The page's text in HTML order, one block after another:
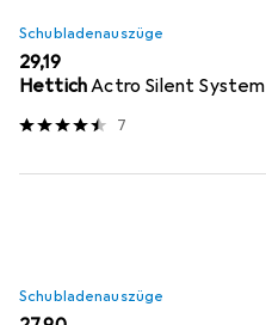
Schubladenauszüge
EUR
29,19
HettichActro Silent System
7
Schubladenauszüge